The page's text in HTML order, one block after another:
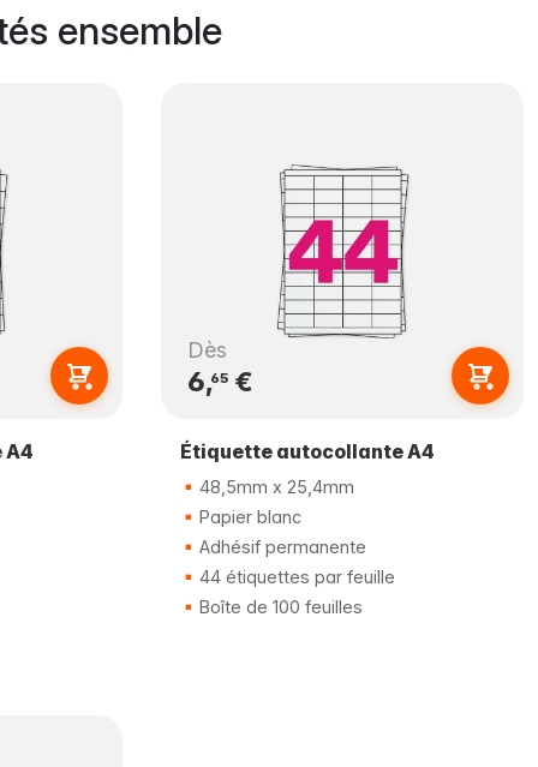
ensemble
A4
Dès
6,65€
Étiquette autocollante A4
48,5mm x 25,4mm
Papier blanc
Adhésif permanente
44 étiquettes par feuille
Boîte de 100 feuilles